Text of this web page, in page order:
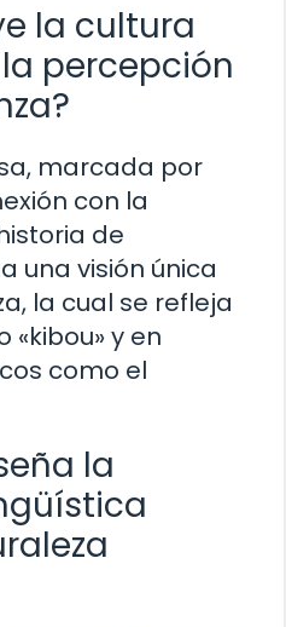
la cultura
percepción
marcada por
con la
de
una visión única
la cual se refleja
y en
como el
la